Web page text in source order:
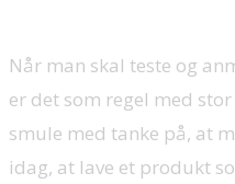
Når man skal teste og
er det som regel med
smule med tanke på, at
idag, at lave et produkt